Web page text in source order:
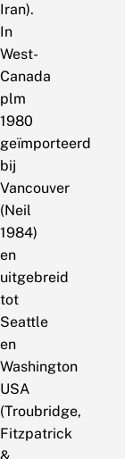
Iran).
In
West-
Canada
plm
1980
geïmporteerd
bij
Vancouver
(Neil
1984)
en
uitgebreid
tot
Seattle
en
Washington
USA
(Troubridge,
Fitzpatrick